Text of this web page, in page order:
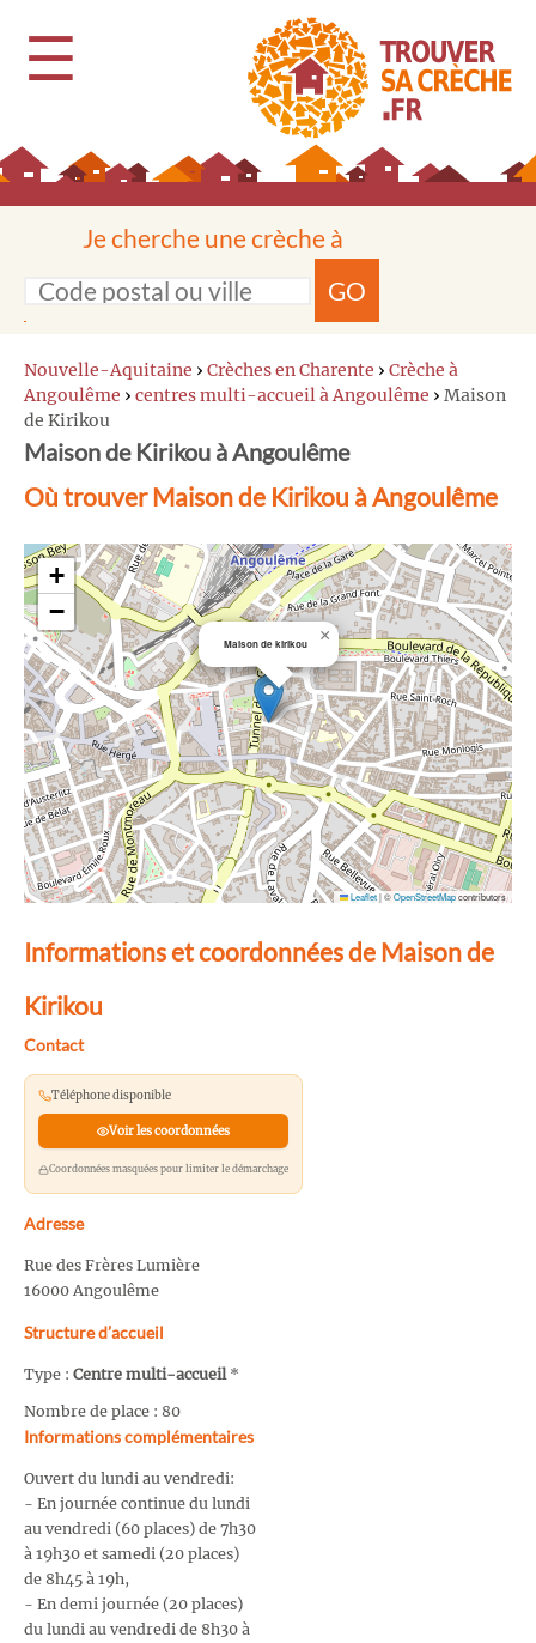
☰
Je cherche une crèche à
GO
Nouvelle-Aquitaine › Crèches en Charente › Crèche à
Angoulême › centres multi-accueil à Angoulême › Maison
de Kirikou
Maison de Kirikou à Angoulême
Où trouver Maison de Kirikou à Angoulême
Maison de kirikou ×
+
−
Leaflet|©OpenStreetMapcontributors
Informations et coordonnées de Maison de
Kirikou
Contact
Téléphone disponible
Voir les coordonnées
Coordonnées masquées pour limiter le démarchage
Adresse
Rue des Frères Lumière
16000 Angoulême
Structure d’accueil
Type : Centre multi-accueil*
Nombre de place : 80
Informations complémentaires
Ouvert du lundi au vendredi:
- En journée continue du lundi
au vendredi (60 places) de 7h30
à 19h30 et samedi (20 places)
de 8h45 à 19h,
- En demi journée (20 places)
du lundi au vendredi de 8h30 à